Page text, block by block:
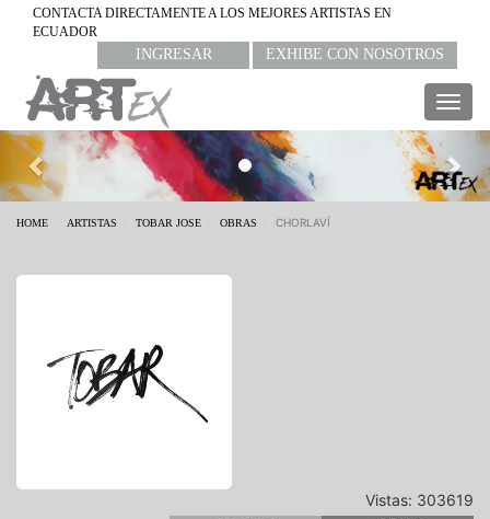
CONTACTA DIRECTAMENTE A LOS MEJORES ARTISTAS EN
ECUADOR
INGRESAR EXHIBE CON NOSOTROS
Previous
HOME ARTISTAS TOBAR JOSE OBRAS CHORLAVÍ
Vistas: 303619